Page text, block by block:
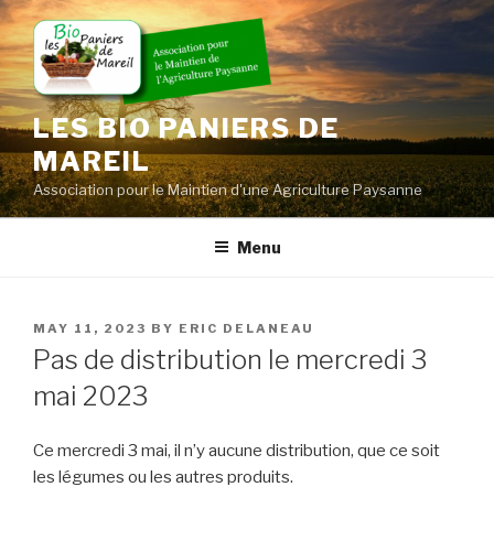
Skip
to
content
LES BIO PANIERS DE
MAREIL
Association pour le Maintien d'une Agriculture Paysanne
Menu
POSTED
ON
MAY 11, 2023 BY ERIC DELANEAU
Pas de distribution le mercredi 3
mai 2023
Ce mercredi 3 mai, il n’y aucune distribution, que ce soit
les légumes ou les autres produits.